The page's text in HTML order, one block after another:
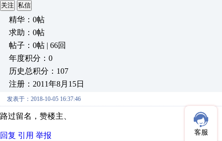
关注 私信
精华：0帖
求助：0帖
帖子：0帖 | 66回
年度积分：0
历史总积分：107
注册：2011年8月15日
发表于：2018-10-05 16:37:46
路过留名，赞楼主、
回复 引用 举报 客服